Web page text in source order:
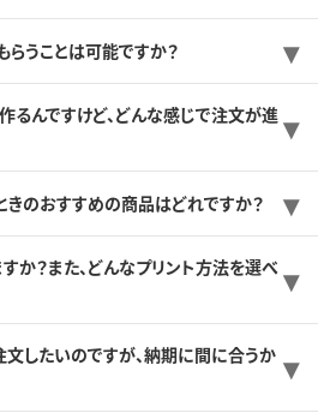
らうことは可能ですか？
るんですけど、どんな感じで注文が進
きのおすすめの商品はどれですか？
か？また、どんなプリント方法を選べ
したいのですが、納期に間に合うか